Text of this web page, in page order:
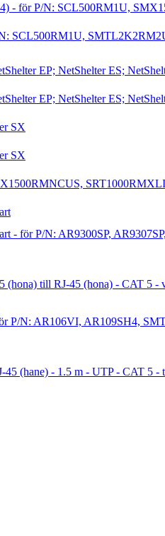
4) - för P/N: SCL500RM1U,
N: SCL500RM1U,
EP; NetShelter ES;
EP; NetShelter ES;
SX
SX
- för P/N: AR9300SP,
(hona) till RJ-45 (hona) - CAT 5 -
P/N: AR106VI, AR109SH4,
(hane) - 1.5 m - UTP - CAT 5 -